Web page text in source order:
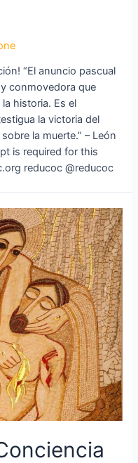
“El anuncio pascual
conmovedora que
historia. Es el
la victoria del
la muerte.” – León
is required for this
reducoc @reducoc